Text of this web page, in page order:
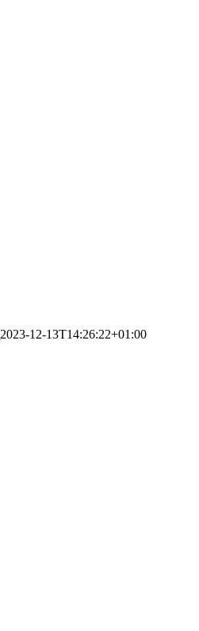
2023-12-13T14:26:22+01:00